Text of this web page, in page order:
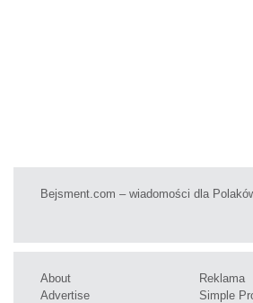
Bejsment.com – wiadomości dla
About
Advertise
Reklama
Simple